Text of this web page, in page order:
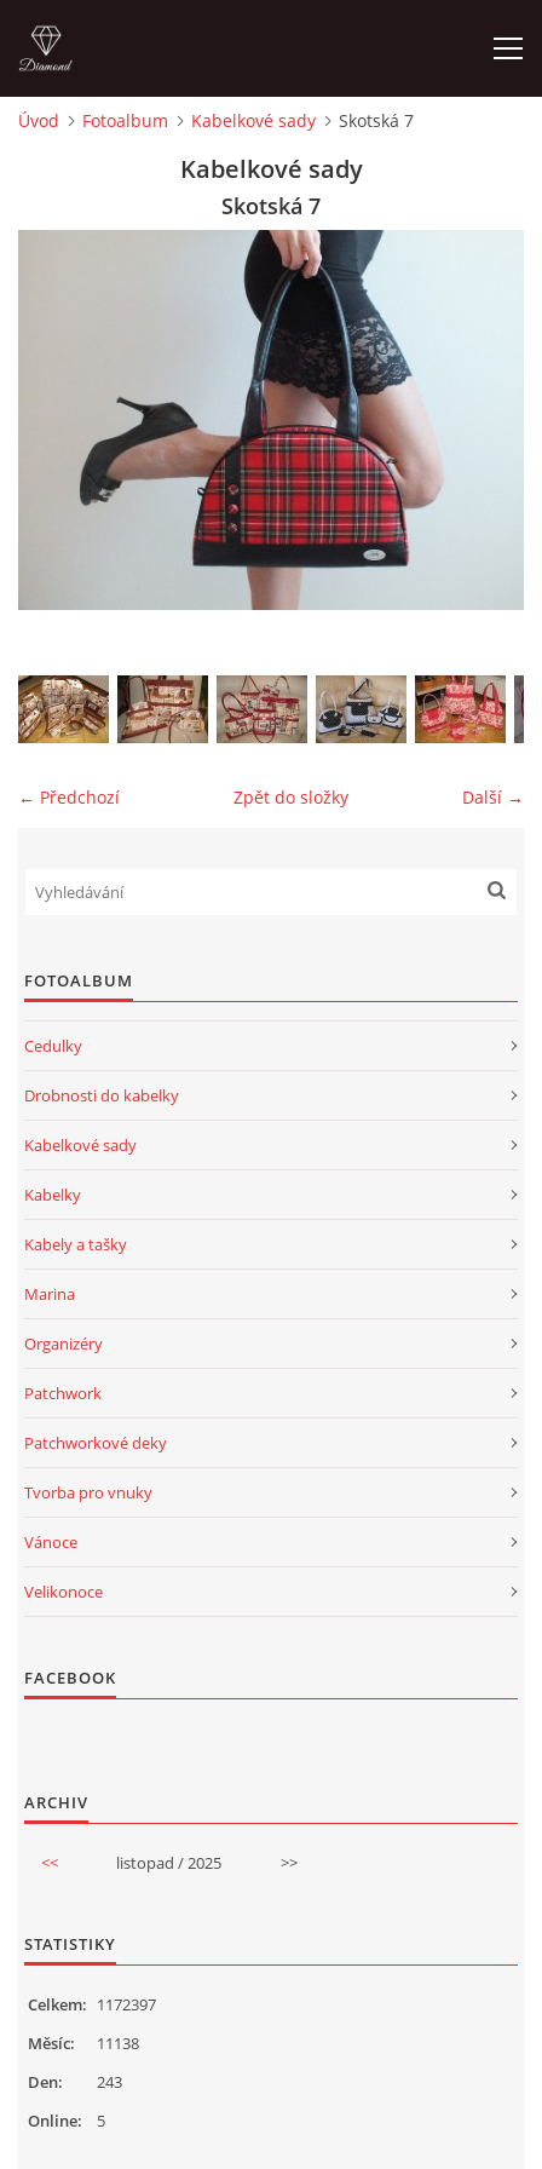
Úvod Fotoalbum Kabelkové sady Skotská 7
Kabelkové sady
Skotská 7
← Předchozí Další →
Zpět do složky
FOTOALBUM
Cedulky
Drobnosti do kabelky
Kabelkové sady
Kabelky
Kabely a tašky
Marina
Organizéry
Patchwork
Patchworkové deky
Tvorba pro vnuky
Vánoce
Velikonoce
FACEBOOK
ARCHIV
<< listopad / 2025 >>
STATISTIKY
Online: 5
Celkem: 1172397
Měsíc:
11138
Den:
243